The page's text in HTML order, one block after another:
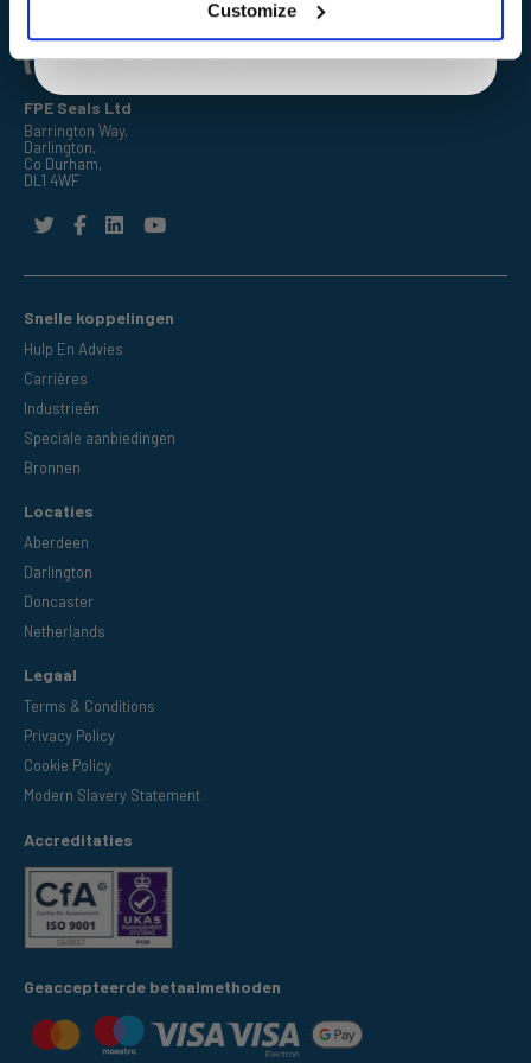
Customize
FPE Seals Ltd
Barrington Way,
Darlington,
Co Durham,
DL1 4WF
Snelle koppelingen
Hulp En Advies
Carrières
Industrieën
Speciale aanbiedingen
Bronnen
Locaties
Aberdeen
Darlington
Doncaster
Netherlands
Legaal
Terms & Conditions
Privacy Policy
Cookie Policy
Modern Slavery Statement
Accreditaties
Geaccepteerde betaalmethoden